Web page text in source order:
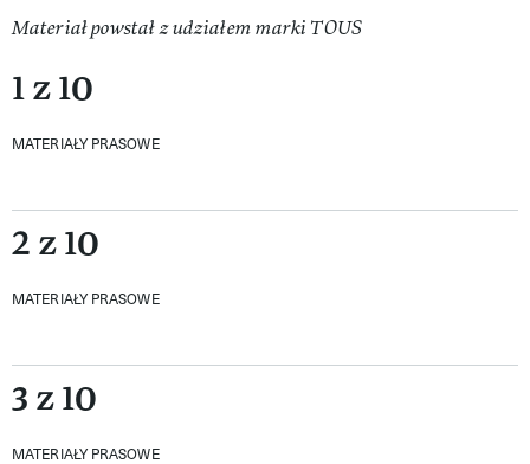
Materiał powstał z udziałem marki TOUS
1 z 10
MATERIAŁY PRASOWE
2 z 10
MATERIAŁY PRASOWE
3 z 10
MATERIAŁY PRASOWE